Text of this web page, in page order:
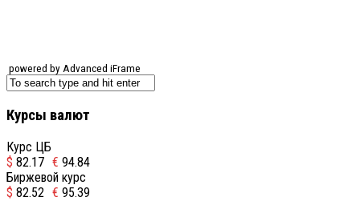
powered by Advanced iFrame
Курсы валют
Курс ЦБ
$ 82.17 € 94.84
Биржевой курс
$ 82.52 € 95.39